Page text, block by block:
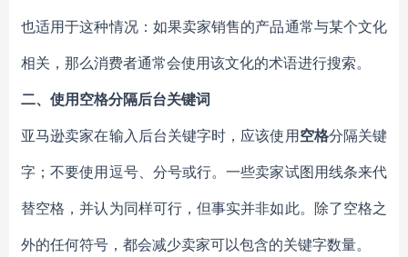
也适用于这种情况：如果卖家销售的产品通常与某个文化
相关，那么消费者通常会使用该文化的术语进行搜索。
二、使用空格分隔后台关键词
亚马逊卖家在输入后台关键字时，应该使用空格分隔关键
字；不要使用逗号、分号或行。一些卖家试图用线条来代
替空格，并认为同样可行，但事实并非如此。除了空格之
外的任何符号，都会减少卖家可以包含的关键字数量。